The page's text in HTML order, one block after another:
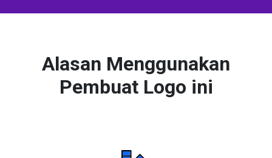
Alasan Menggunakan
Pembuat Logo ini